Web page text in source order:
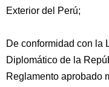
Exterior del Perú;
De conformidad con la
Diplomático de la
Reglamento aprobado